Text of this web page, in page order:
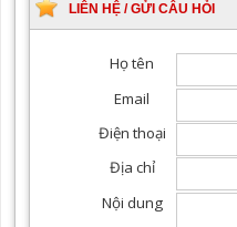
LIÊN HỆ / GỬI CÂU HỎI